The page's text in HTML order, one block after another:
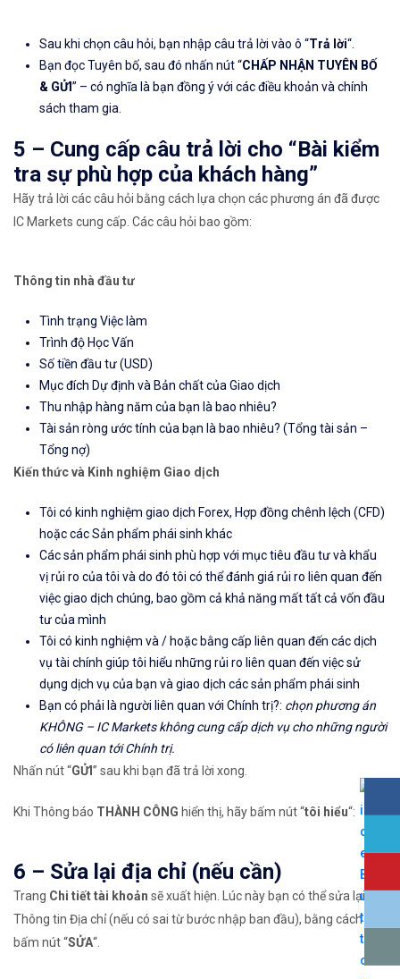
Sau khi chọn câu hỏi, bạn nhập câu trả lời vào ô “Trả lời“.
Bạn đọc Tuyên bố, sau đó nhấn nút “CHẤP NHẬN TUYÊN BỐ
& GỬI” – có nghĩa là bạn đồng ý với các điều khoản và chính
sách tham gia.
5 – Cung cấp câu trả lời cho “Bài kiểm
tra sự phù hợp của khách hàng”
Hãy trả lời các câu hỏi bằng cách lựa chọn các phương án đã được
IC Markets cung cấp. Các câu hỏi bao gồm:
Thông tin nhà đầu tư
Tình trạng Việc làm
Trình độ Học Vấn
Số tiền đầu tư (USD)
Mục đích Dự định và Bản chất của Giao dịch
Thu nhập hàng năm của bạn là bao nhiêu?
Tài sản ròng ước tính của bạn là bao nhiêu? (Tổng tài sản –
Tổng nợ)
Kiến thức và Kinh nghiệm Giao dịch
Tôi có kinh nghiệm giao dịch Forex, Hợp đồng chênh lệch (CFD)
hoặc các Sản phẩm phái sinh khác
Các sản phẩm phái sinh phù hợp với mục tiêu đầu tư và khẩu
vị rủi ro của tôi và do đó tôi có thể đánh giá rủi ro liên quan đến
việc giao dịch chúng, bao gồm cả khả năng mất tất cả vốn đầu
tư của mình
Tôi có kinh nghiệm và / hoặc bằng cấp liên quan đến các dịch
vụ tài chính giúp tôi hiểu những rủi ro liên quan đến việc sử
dụng dịch vụ của bạn và giao dịch các sản phẩm phái sinh
Bạn có phải là người liên quan với Chính trị?: chọn phương án
KHÔNG – IC Markets không cung cấp dịch vụ cho những người
có liên quan tới Chính trị.
Nhấn nút “GỬI” sau khi bạn đã trả lời xong.
Khi Thông báo THÀNH CÔNG hiển thị, hãy bấm nút “tôi hiểu“:
6 – Sửa lại địa chỉ (nếu cần)
Trang Chi tiết tài khoản sẽ xuất hiện. Lúc này bạn có thể sửa lại
Thông tin Địa chỉ (nếu có sai từ bước nhập ban đầu), bằng cách
bấm nút “SỬA“.